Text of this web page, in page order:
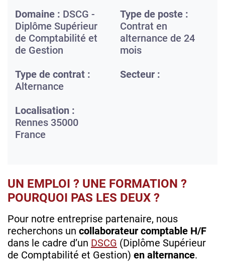
Domaine : DSCG -
Diplôme Supérieur
de Comptabilité et
de Gestion
Type de poste :
Contrat en
alternance de 24
mois
Type de contrat :
Alternance
Secteur :
Localisation :
Rennes 35000
France
UN EMPLOI ? UNE FORMATION ?
POURQUOI PAS LES DEUX ?
Pour notre entreprise partenaire, nous
recherchons un collaborateur comptable H/F
dans le cadre d’un DSCG (Diplôme Supérieur
de Comptabilité et Gestion) en alternance.